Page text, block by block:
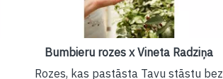
Bumbieru rozes x Vineta Radziņa
Rozes, kas pastāsta Tavu stāstu bez